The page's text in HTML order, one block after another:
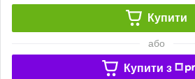
Купити
або
Купити з